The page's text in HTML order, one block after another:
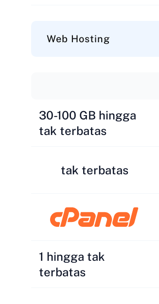
Web Hosting
30-100 GB hingga
tak terbatas
tak terbatas
1 hingga tak
terbatas